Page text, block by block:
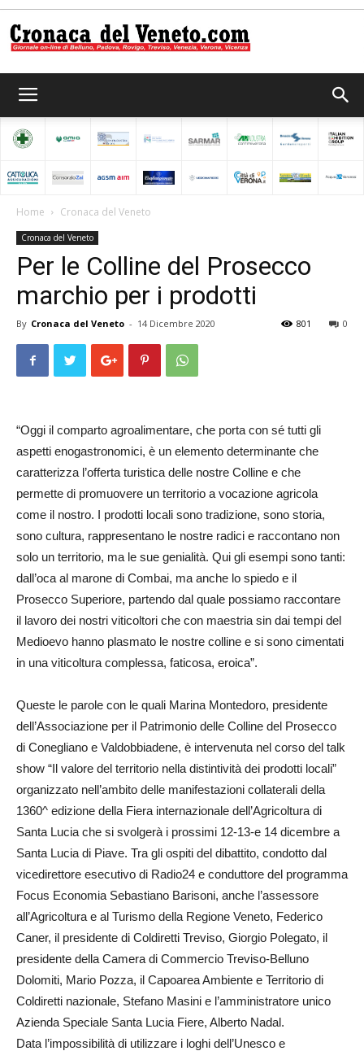
del
Home Cronaca del Veneto
Cronaca del Veneto
Per le Colline del Prosecco
marchio per i prodotti
By Cronaca del Veneto - 14 Dicembre 2020 0
801
“Oggi il comparto agroalimentare, che porta con sé tutti gli
aspetti enogastronomici, è un elemento determinante che
caratterizza l’offerta turistica delle nostre Colline e che
permette di promuovere un territorio a vocazione agricola
come il nostro. I prodotti locali sono tradizione, sono storia,
sono cultura, rappresentano le nostre radici e raccontano non
solo un territorio, ma le sue genialità. Qui gli esempi sono tanti:
dall’oca al marone di Combai, ma anche lo spiedo e il
Prosecco Superiore, partendo dal quale possiamo raccontare
il lavoro dei nostri viticoltori che con maestria sin dai tempi del
Medioevo hanno plasmato le nostre colline e si sono cimentati
in una viticoltura complessa, faticosa, eroica”.
Queste le parole con le quali Marina Montedoro, presidente
dell’Associazione per il Patrimonio delle Colline del Prosecco
di Conegliano e Valdobbiadene, è intervenuta nel corso del talk
show “Il valore del territorio nella distintività dei prodotti locali”
organizzato nell’ambito delle manifestazioni collaterali della
1360^ edizione della Fiera internazionale dell’Agricoltura di
Santa Lucia che si svolgerà i prossimi 12-13-e 14 dicembre a
Santa Lucia di Piave. Tra gli ospiti del dibattito, condotto dal
vicedirettore esecutivo di Radio24 e conduttore del programma
Focus Economia Sebastiano Barisoni, anche l’assessore
all’Agricoltura e al Turismo della Regione Veneto, Federico
Caner, il presidente di Coldiretti Treviso, Giorgio Polegato, il
presidente della Camera di Commercio Treviso-Belluno
Dolomiti, Mario Pozza, il Capoarea Ambiente e Territorio di
Coldiretti nazionale, Stefano Masini e l’amministratore unico
Azienda Speciale Santa Lucia Fiere, Alberto Nadal.
Data l’impossibilità di utilizzare i loghi dell’Unesco e